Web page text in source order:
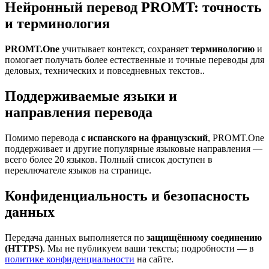
Нейронный перевод PROMT: точность
и терминология
PROMT.One учитывает контекст, сохраняет терминологию и
помогает получать более естественные и точные переводы для
деловых, технических и повседневных текстов..
Поддерживаемые языки и
направления перевода
Помимо перевода с испанского на французский, PROMT.One
поддерживает и другие популярные языковые направления —
всего более 20 языков. Полный список доступен в
переключателе языков на странице.
Конфиденциальность и безопасность
данных
Передача данных выполняется по защищённому соединению
(HTTPS). Мы не публикуем ваши тексты; подробности — в
политике конфиденциальности на сайте.